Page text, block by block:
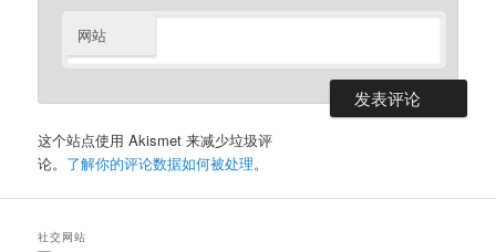
网站
这个站点使用 Akismet 来减少垃圾评
论。 了解你的评论数据如何被处理。
社交网站